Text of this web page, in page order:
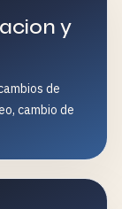
y
de
cambio de